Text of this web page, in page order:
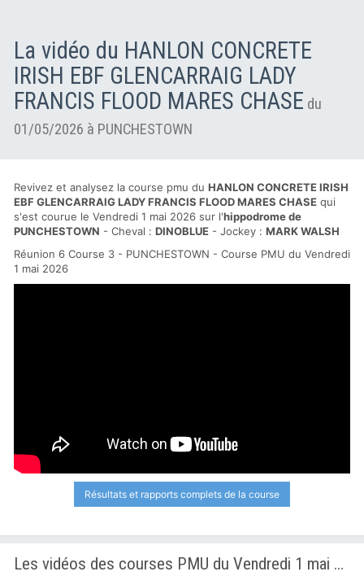
La vidéo du HANLON CONCRETE
IRISH EBF GLENCARRAIG LADY
FRANCIS FLOOD MARES CHASE du
01/05/2026 à PUNCHESTOWN
Revivez et analysez la course pmu du HANLON CONCRETE IRISH
EBF GLENCARRAIG LADY FRANCIS FLOOD MARES CHASE qui
s'est courue le Vendredi 1 mai 2026 sur l'hippodrome de
PUNCHESTOWN - Cheval : DINOBLUE - Jockey : MARK WALSH
Réunion 6 Course 3 - PUNCHESTOWN - Course PMU du Vendredi
1 mai 2026
Résultats et rapports complets de la course
Les vidéos des courses PMU du Vendredi 1 mai 2026